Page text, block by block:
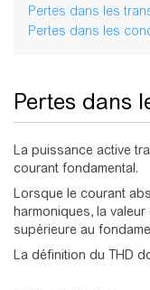
Pertes dans les
Pertes dans les
Pertes dans
La puissance active
courant fondamental.
Lorsque le courant
harmoniques, la
supérieure au
La définition du THD